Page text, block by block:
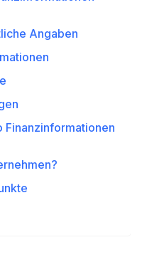
Angaben
Finanzinformationen